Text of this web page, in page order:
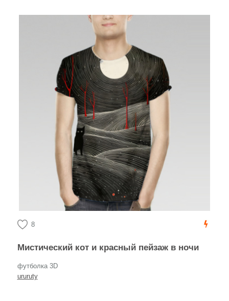
8
Мистический кот и красный пейзаж в ночи
футболка 3D
ururuty